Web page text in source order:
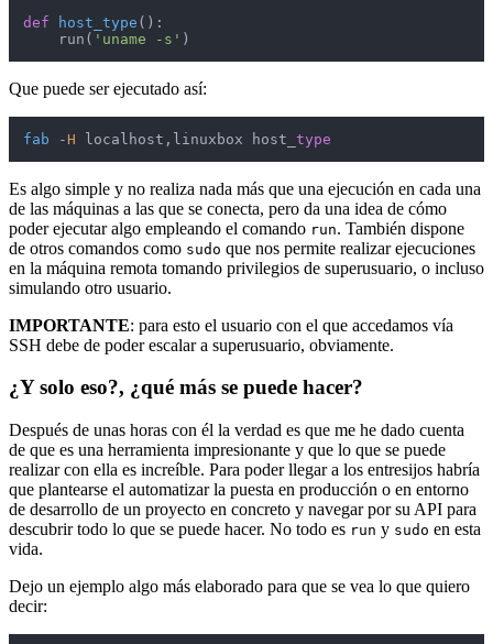
def
host_type ():
    run(
'uname -s' )
Que puede ser ejecutado así:
fab - H localhost,linuxbox host_ type
Es algo simple y no realiza nada más que una ejecución en cada una
de las máquinas a las que se conecta, pero da una idea de cómo
poder ejecutar algo empleando el comando run. También dispone
de otros comandos como sudo que nos permite realizar ejecuciones
en la máquina remota tomando privilegios de superusuario, o incluso
simulando otro usuario.
IMPORTANTE: para esto el usuario con el que accedamos vía
SSH debe de poder escalar a superusuario, obviamente.
¿Y solo eso?, ¿qué más se puede hacer?
Después de unas horas con él la verdad es que me he dado cuenta
de que es una herramienta impresionante y que lo que se puede
realizar con ella es increíble. Para poder llegar a los entresijos habría
que plantearse el automatizar la puesta en producción o en entorno
de desarrollo de un proyecto en concreto y navegar por su API para
descubrir todo lo que se puede hacer. No todo es run y sudo en esta
vida.
Dejo un ejemplo algo más elaborado para que se vea lo que quiero
decir: